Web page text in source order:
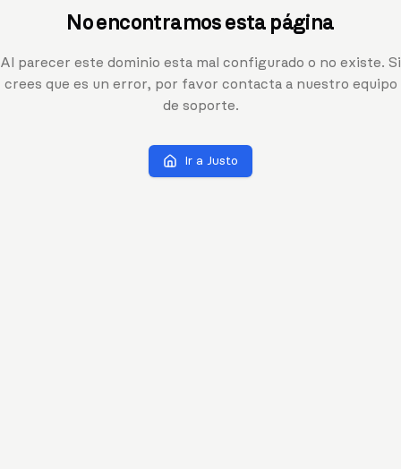
No encontramos esta página
Al parecer este dominio esta mal configurado o no existe. Si
crees que es un error, por favor contacta a nuestro equipo
de soporte.
Ir a Justo